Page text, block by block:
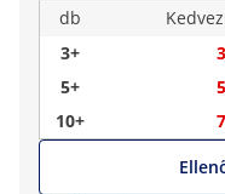
db
3+
5+
10+